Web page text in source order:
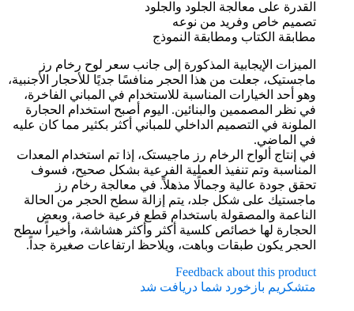
القدرة على معالجة الجلود والجلود
تصميم خاص وفريد ​​من نوعه
مطابقة الكتاب ومطابقة النموذج
الميزات الإيجابية المذكورة إلى جانب سعر لوح رخام رز
ماجستیک، جعلت من هذا الحجر منافسًا جديًا للأحجار الأجنبية،
وهو أحد الخيارات المناسبة للاستخدام في المباني الفاخرة،
في نظر المصممين والبنائين. اليوم أصبح استخدام الحجارة
الملونة في التصميم الداخلي للمباني أكثر بكثير مما كان عليه
في الماضي.
في إنتاج ألواح الرخام رز ماجیستک، إذا تم استخدام المعدات
المناسبة وتم تنفيذ العملية الفرعية بشكل صحيح، فسوف
تحقق جودة عالية وجمالًا مذهلاً. في معالجة رخام رز
ماجستيك على شكل جلد، يتم إزالة سطح الحجر من الحالة
الناعمة والمصقولة باستخدام قطع فرعية خاصة، وبعض
الحجارة لها خصائص كلسية أكثر وأكثر هشاشة، وأخيراً سطح
الحجر يكون طبقات وباهت، ويلاحظ ارتفاعات صغيرة جداً.
Feedback about this product
متشکریم بازخورد شما دریافت شد